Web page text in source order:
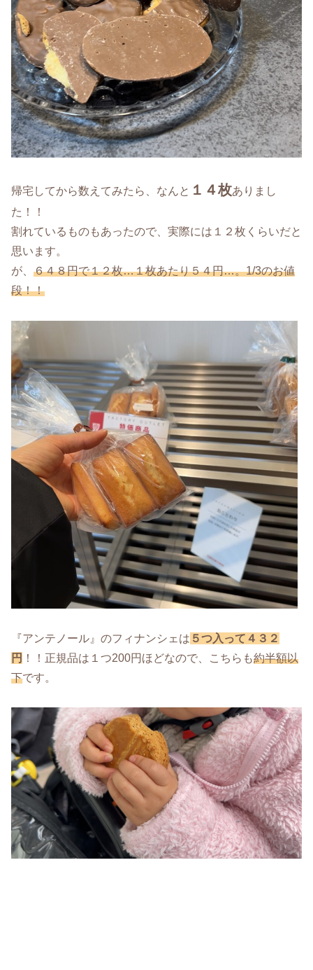
帰宅してから数えてみたら、なんと １４枚ありまし
た！！
割れているものもあったので、実際には１２枚くらいだと
思います。
が、 ６４８円で１２枚…１枚あたり５４円…。1/3のお値
段！！
『アンテノール』のフィナンシェは ５つ入って４３２
円 ！！正規品は１つ200円ほどなので、こちらも約半額以
下です。